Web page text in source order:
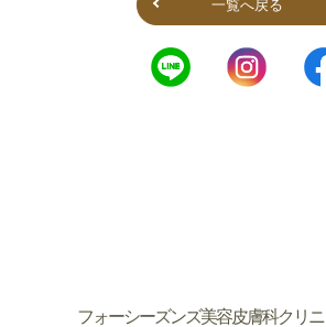
一覧へ戻る
フォーシーズンズ美容皮膚科クリ